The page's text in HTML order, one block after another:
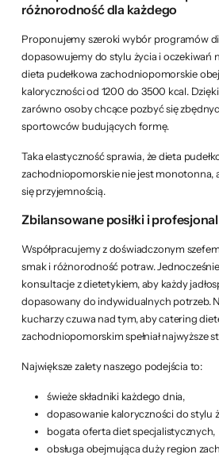
różnorodność dla każdego
Proponujemy szeroki wybór programów
dopasowujemy do stylu życia i oczekiwań
dieta pudełkowa zachodniopomorskie
kaloryczności od 1200 do 3500 kcal.
zarówno osoby chcące pozbyć się
sportowców budujących formę.
Taka elastyczność sprawia, że dieta
zachodniopomorskie nie jest monotonna,
się przyjemnością.
Zbilansowane posiłki i
Współpracujemy z doświadczonym
smak i różnorodność potraw.
konsultacje z dietetykiem, aby każdy
dopasowany do indywidualnych potrzeb.
kucharzy czuwa nad tym, aby catering
zachodniopomorskim spełniał najwyższe
Największe zalety naszego podejścia to:
świeże składniki każdego dnia,
dopasowanie kaloryczności do stylu
bogata oferta diet specjalistycznych,
obsługa obejmująca duży region